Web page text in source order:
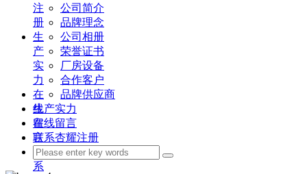
注
册
生
产
实
力
在
线
留
言
联
系
公司简介
品牌理念
公司相册
荣誉证书
厂房设备
合作客户
品牌供应商
生产实力
在线留言
联系杏耀注册